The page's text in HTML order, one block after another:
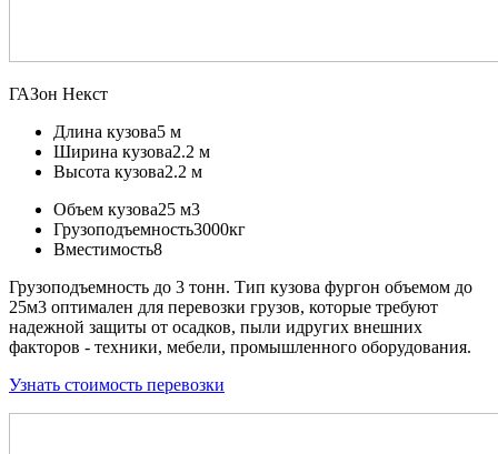
ГАЗон Некст
Длина кузова5 м
Ширина кузова2.2 м
Высота кузова2.2 м
Объем кузова25 м3
Грузоподъемность3000кг
Вместимость8
Грузоподъемность до 3 тонн. Тип кузова фургон объемом до
25м3 оптимален для перевозки грузов, которые требуют
надежной защиты от осадков, пыли идругих внешних
факторов - техники, мебели, промышленного оборудования.
Узнать стоимость перевозки